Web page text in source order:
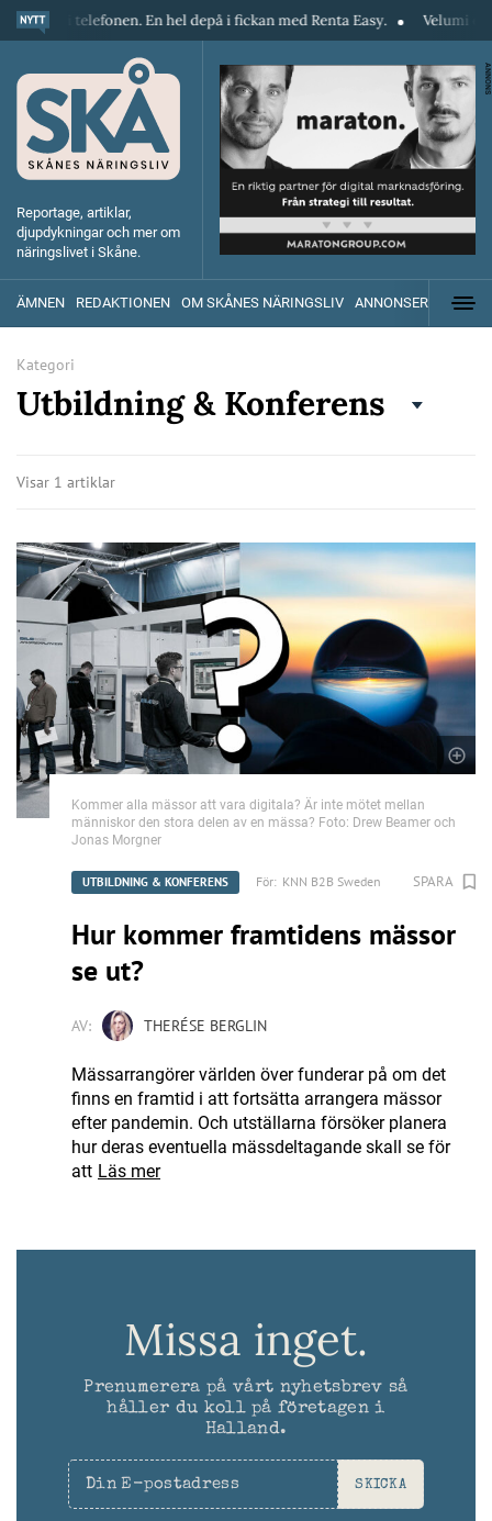
i telefonen. En hel depå i fickan med Renta Easy. Velumi
Reportage, artiklar,
djupdykningar och mer om
näringslivet i Skåne.
ANNONS
ÄMNEN REDAKTIONEN OM SKÅNES NÄRINGSLIV ANNONSERA
Kategori
Utbildning & Konferens
Visar 1 artiklar
Kommer alla mässor att vara digitala? Är inte mötet mellan
människor den stora delen av en mässa? Foto: Drew Beamer och
Jonas Morgner
UTBILDNING & KONFERENS För: KNN B2B Sweden SPARA
Hur kommer framtidens mässor
se ut?
AV: THERÉSE BERGLIN
Mässarrangörer världen över funderar på om det
finns en framtid i att fortsätta arrangera mässor
efter pandemin. Och utställarna försöker planera
hur deras eventuella mässdeltagande skall se för
att Läs mer
Missa inget.
Prenumerera på vårt nyhetsbrev så
håller du koll på företagen i
Halland.
SKICKA